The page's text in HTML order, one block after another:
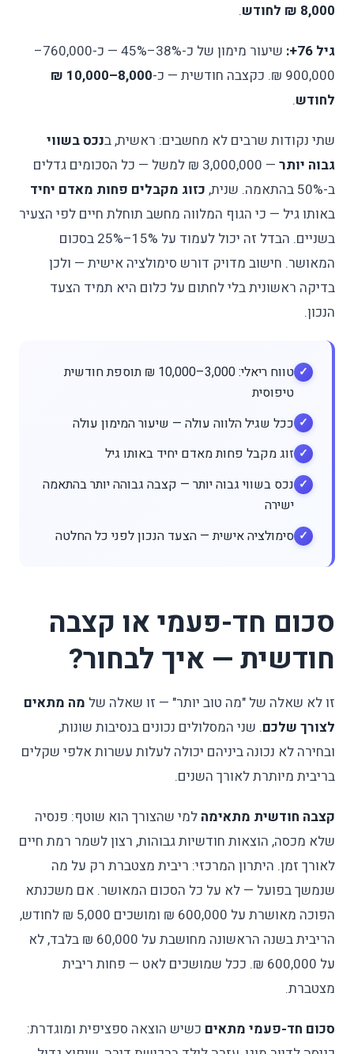
8,000 ₪ לחודש
.
גיל 76+:
שיעור מימון של כ-38%–45% — כ-760,000–
900,000 ₪. כקצבה חודשית — כ-
8,000–10,000 ₪
לחודש.
שתי נקודות שרבים לא מחשבים: ראשית, בנכס בשווי
גבוה יותר
— 3,000,000 ₪ למשל — כל הסכומים גדלים
ב-50% בהתאמה. שנית,
כזוג מקבלים פחות מאדם יחיד
באותו גיל — כי הגוף המלווה מחשב תוחלת חיים לפי הצעיר
בשניים. הבדל זה יכול לעמוד על 15%–25% בסכום
המאושר. חישוב מדויק דורש סימולציה אישית — ולכן
בדיקה ראשונית בלי לחתום על כלום היא תמיד הצעד
הנכון.
טווח ריאלי: 3,000–10,000 ₪ תוספת חודשית
טיפוסית
ככל שגיל הלווה עולה — שיעור המימון עולה
זוג מקבל פחות מאדם יחיד באותו גיל
נכס בשווי גבוה יותר — קצבה גבוהה יותר בהתאמה
ישירה
סימולציה אישית — הצעד הנכון לפני כל החלטה
סכום חד-פעמי או קצבה
חודשית — איך לבחור?
זו לא שאלה של "מה טוב יותר" — זו שאלה של מה מתאים
לצורך שלכם. שני המסלולים נכונים בנסיבות שונות,
ובחירה לא נכונה ביניהם יכולה לעלות עשרות אלפי שקלים
בריבית מיותרת לאורך השנים.
קצבה חודשית מתאימה למי שהצורך הוא שוטף: פנסיה
שלא מכסה, הוצאות חודשיות גבוהות, רצון לשמר רמת חיים
לאורך זמן. היתרון המרכזי: ריבית מצטברת רק על מה
שנמשך בפועל — לא על כל הסכום המאושר. אם משכנתא
הפוכה מאושרת על 600,000 ₪ ומושכים 5,000 ₪ לחודש,
הריבית בשנה הראשונה מחושבת על 60,000 ₪ בלבד, לא
על 600,000 ₪. ככל שמושכים לאט — פחות ריבית
מצטברת.
סכום חד-פעמי מתאים כשיש הוצאה ספציפית ומוגדרת: